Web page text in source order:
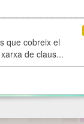
que cobreix el
de claus...